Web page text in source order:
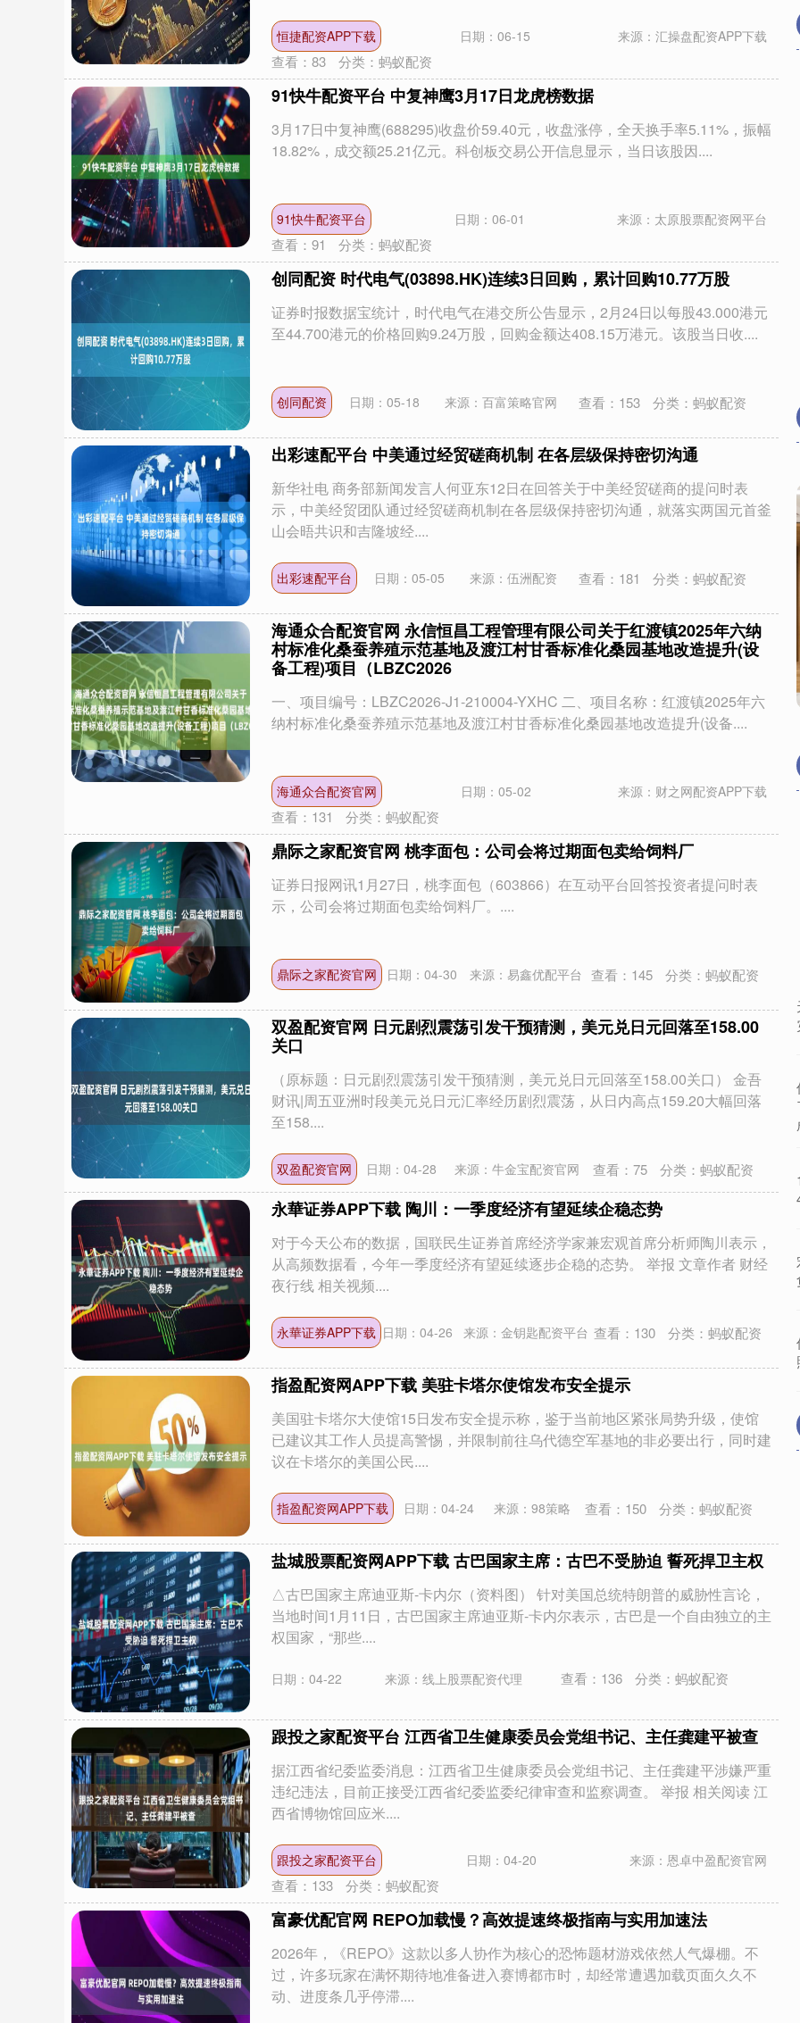
恒捷配资APP下载 日期：06-15 来源：汇操盘配资APP下载
查看： 83 分类： 蚂蚁配资
91快牛配资平台 中复神鹰3月17日龙虎榜数据
3月17日中复神鹰(688295)收盘价59.40元，收盘涨停，全天换手率5.11%，振幅
18.82%，成交额25.21亿元。科创板交易公开信息显示，当日该股因....
91快牛配资平台 日期：06-01 来源：太原股票配资网平台
查看： 91 分类： 蚂蚁配资
创同配资 时代电气(03898.HK)连续3日回购，累计回购10.77万股
证券时报数据宝统计，时代电气在港交所公告显示，2月24日以每股43.000港元
至44.700港元的价格回购9.24万股，回购金额达408.15万港元。该股当日收....
创同配资 日期：05-18 来源：百富策略官网 查看： 153 分类： 蚂蚁配资
出彩速配平台 中美通过经贸磋商机制 在各层级保持密切沟通
新华社电 商务部新闻发言人何亚东12日在回答关于中美经贸磋商的提问时表
示，中美经贸团队通过经贸磋商机制在各层级保持密切沟通，就落实两国元首釜
山会晤共识和吉隆坡经....
出彩速配平台 日期：05-05 来源：伍洲配资 查看： 181 分类： 蚂蚁配资
海通众合配资官网 永信恒昌工程管理有限公司关于红渡镇2025年六纳
村标准化桑蚕养殖示范基地及渡江村甘香标准化桑园基地改造提升(设
备工程)项目（LBZC2026
一、项目编号：LBZC2026-J1-210004-YXHC 二、项目名称：红渡镇2025年六
纳村标准化桑蚕养殖示范基地及渡江村甘香标准化桑园基地改造提升(设备....
海通众合配资官网 日期：05-02 来源：财之网配资APP下载
查看： 131 分类： 蚂蚁配资
鼎际之家配资官网 桃李面包：公司会将过期面包卖给饲料厂
证券日报网讯1月27日，桃李面包（603866）在互动平台回答投资者提问时表
示，公司会将过期面包卖给饲料厂。....
鼎际之家配资官网 日期：04-30 来源：易鑫优配平台 查看： 145 分类： 蚂蚁配资
双盈配资官网 日元剧烈震荡引发干预猜测，美元兑日元回落至158.00
关口
（原标题：日元剧烈震荡引发干预猜测，美元兑日元回落至158.00关口） 金吾
财讯|周五亚洲时段美元兑日元汇率经历剧烈震荡，从日内高点159.20大幅回落
至158....
双盈配资官网 日期：04-28 来源：牛金宝配资官网 查看： 75 分类： 蚂蚁配资
永華证券APP下载 陶川：一季度经济有望延续企稳态势
对于今天公布的数据，国联民生证券首席经济学家兼宏观首席分析师陶川表示，
从高频数据看，今年一季度经济有望延续逐步企稳的态势。 举报 文章作者 财经
夜行线 相关视频....
永華证券APP下载 日期：04-26 来源：金钥匙配资平台 查看： 130 分类： 蚂蚁配资
指盈配资网APP下载 美驻卡塔尔使馆发布安全提示
美国驻卡塔尔大使馆15日发布安全提示称，鉴于当前地区紧张局势升级，使馆
已建议其工作人员提高警惕，并限制前往乌代德空军基地的非必要出行，同时建
议在卡塔尔的美国公民....
指盈配资网APP下载 日期：04-24 来源：98策略 查看： 150 分类： 蚂蚁配资
盐城股票配资网APP下载 古巴国家主席：古巴不受胁迫 誓死捍卫主权
△古巴国家主席迪亚斯-卡内尔（资料图） 针对美国总统特朗普的威胁性言论，
当地时间1月11日，古巴国家主席迪亚斯-卡内尔表示，古巴是一个自由独立的主
权国家，“那些....
日期：04-22 来源：线上股票配资代理 查看： 136 分类： 蚂蚁配资
跟投之家配资平台 江西省卫生健康委员会党组书记、主任龚建平被查
据江西省纪委监委消息：江西省卫生健康委员会党组书记、主任龚建平涉嫌严重
违纪违法，目前正接受江西省纪委监委纪律审查和监察调查。 举报 相关阅读 江
西省博物馆回应米....
跟投之家配资平台 日期：04-20 来源：恩卓中盈配资官网
查看： 133 分类： 蚂蚁配资
富豪优配官网 REPO加载慢？高效提速终极指南与实用加速法
2026年，《REPO》这款以多人协作为核心的恐怖题材游戏依然人气爆棚。不
过，许多玩家在满怀期待地准备进入赛博都市时，却经常遭遇加载页面久久不
动、进度条几乎停滞....